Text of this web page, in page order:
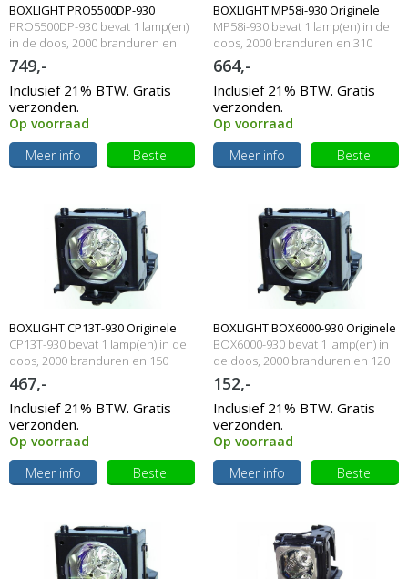
BOXLIGHT PRO5500DP-930
Originele lampmodule
PRO5500DP-930 bevat 1 lamp(en)
in de doos, 2000 branduren en
250 Watt
749,-
Inclusief 21% BTW. Gratis
verzonden.
Op voorraad
Meer info
Bestel
BOXLIGHT MP58i-930 Originele
lampmodule
MP58i-930 bevat 1 lamp(en) in de
doos, 2000 branduren en 310
Watt
664,-
Inclusief 21% BTW. Gratis
verzonden.
Op voorraad
Meer info
Bestel
BOXLIGHT CP13T-930 Originele
lampmodule
CP13T-930 bevat 1 lamp(en) in de
doos, 2000 branduren en 150
Watt
467,-
Inclusief 21% BTW. Gratis
verzonden.
Op voorraad
Meer info
Bestel
BOXLIGHT BOX6000-930 Originele
lampmodule
BOX6000-930 bevat 1 lamp(en) in
de doos, 2000 branduren en 120
Watt
152,-
Inclusief 21% BTW. Gratis
verzonden.
Op voorraad
Meer info
Bestel